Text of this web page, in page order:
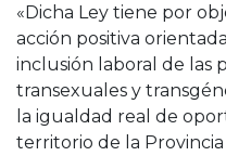
«Dicha Ley tiene por
acción positiva
inclusión laboral de las
transexuales y
la igualdad real de
territorio de la